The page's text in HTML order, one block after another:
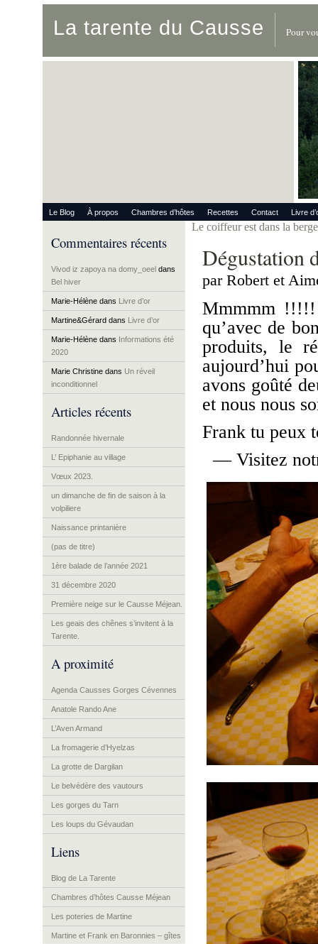
La tarente du Causse Pour
Le Blog À propos Chambres d’hôtes Recettes Contact Livre
Commentaires récents
Vivod iz zapoya na domy_oeel dans
Bel hiver
Marie-Hélène dans Livre d’or
Martine&Gérard dans Livre d’or
Marie-Hélène dans Informations été
2020
Marie Christine dans Un réveil
inconditionnel
Articles récents
Randonnée hivernale
L’ Epiphanie au village
Vœux 2023.
un dimanche de fin de saison à la
volpiliere
Naissance printanière
(pas de titre)
1ère balade de l’année 2021
31 décembre 2020
Première neige sur le Causse Méjean.
Les geais des chênes s’invitent à la
Tarente.
A proximité
Agenda Causses Gorges Cévennes
Anatole Rando Ane
L’Aven Armand
La fromagerie d’Hyelzas
La grotte de Dargilan
Le belvédère des vautours
Les gorges du Tarn
Les loups du Gévaudan
Liens
Blog de La Tarente
Chambres d’hôtes Causse Méjean
Les poteries de Martine
Martine et Frank en Baronnies – gîtes
Le coiffeur est dans la
Dégustation
par Robert et
Mmmmm
qu’avec de
produits, le
aujourd’hui
avons goûté
et nous nous
Frank tu peux
— Visitez